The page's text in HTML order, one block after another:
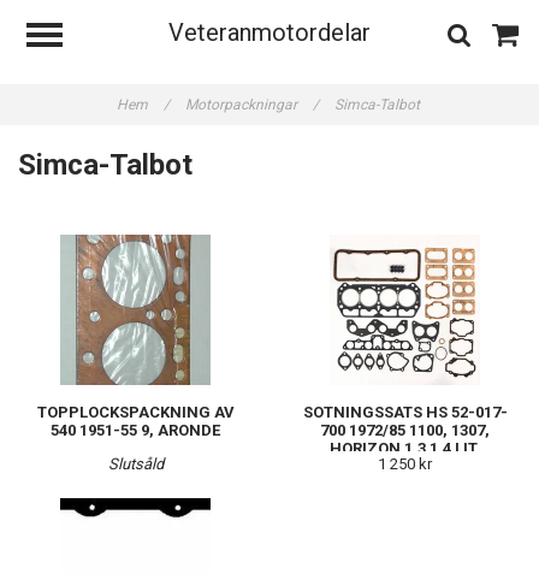
Veteranmotordelar
Hem / Motorpackningar / Simca-Talbot
Simca-Talbot
TOPPLOCKSPACKNING AV
540 1951-55 9, ARONDE
Slutsåld
SOTNINGSSATS HS 52-017-
700 1972/85 1100, 1307,
HORIZON 1,3 1,4 LIT.
1 250 kr